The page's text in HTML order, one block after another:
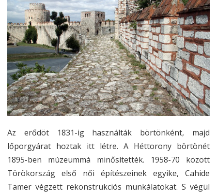
Az erődöt 1831-ig használták börtönként, majd
lőporgyárat hoztak itt létre. A Héttorony börtönét
1895-ben múzeummá minősítették. 1958-70 között
Törökország első női építészeinek egyike, Cahide
Tamer végzett rekonstrukciós munkálatokat. S végül